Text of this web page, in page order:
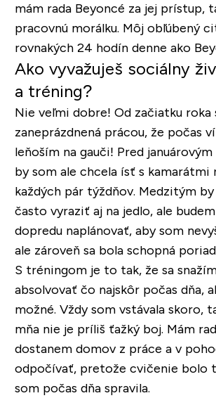
mám rada Beyoncé za jej prístup,
pracovnú morálku. Môj obľúbený
rovnakých 24 hodín denne ako
Ako vyvažuješ sociálny
a tréning?
Nie veľmi dobre! Od začiatku roka
zaneprázdnená prácou, že počas
leňoším na gauči! Pred
by som ale chcela ísť s kamarátmi
každých pár týždňov. Medzitým
často vyraziť aj na jedlo, ale
dopredu naplánovať, aby som
ale zároveň sa bola schopná
S tréningom je to tak, že sa
absolvovať čo najskôr počas dňa,
možné. Vždy som vstávala skoro,
mňa nie je príliš ťažký boj. Mám
dostanem domov z práce a v
odpočívať, pretože cvičenie bolo
som počas dňa spravila.